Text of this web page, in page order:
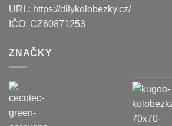
URL: https://dilykolobezky.cz/
IČO: CZ60871253
ZNAČKY